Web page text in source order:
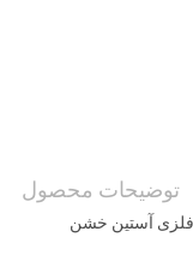
توضیحات محصول
فلزی آستین خشن